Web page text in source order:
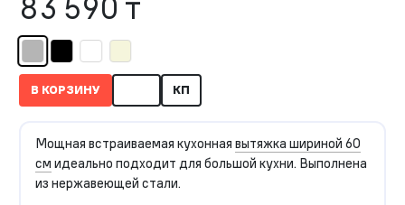
83 590 ₸
В КОРЗИНУ КП
Мощная встраиваемая кухонная вытяжка шириной 60
см идеально подходит для большой кухни. Выполнена
из нержавеющей стали.